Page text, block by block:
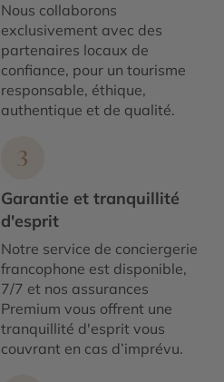
Nous collaborons
exclusivement avec des
partenaires locaux de
confiance, pour un tourisme
responsable, éthique,
authentique et de qualité.
3
Garantie et tranquillité
d'esprit
Notre service de conciergerie
francophone est disponible,
7/7 et nos assurances
Premium vous offrent une
tranquillité d'esprit vous
couvrant en cas d’imprévu.